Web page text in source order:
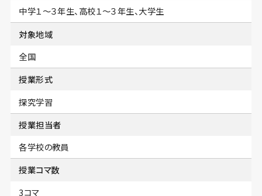
中学１〜３年生、高校１〜３年生、大学生
対象地域
全国
授業形式
探究学習
授業担当者
各学校の教員
授業コマ数
3コマ